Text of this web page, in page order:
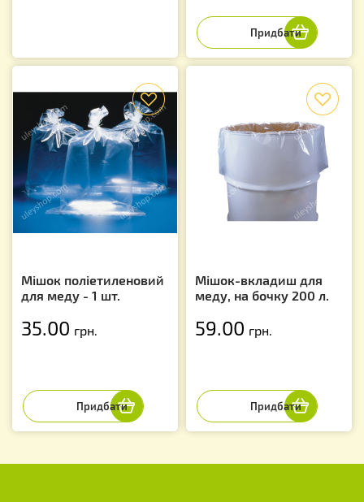
f
Мішок поліетиленовий
для меду - 1 шт.
35.00 грн.
Мішок-вкладиш для
меду, на бочку 200 л.
59.00 грн.